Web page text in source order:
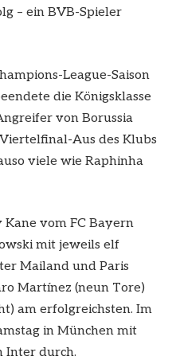
– ein BVB-Spieler
League-Saison
die Königsklasse
von Borussia
Aus des Klubs
viele wie Raphinha
vom FC Bayern
mit jeweils elf
Mailand und Paris
Martínez (neun Tore)
am erfolgreichsten. Im
in München mit
Inter durch.